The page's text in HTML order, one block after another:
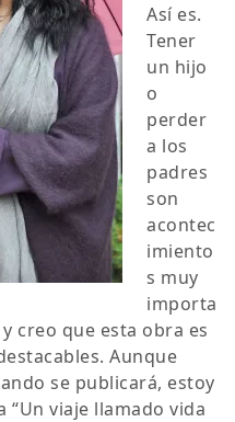
Así es.
Tener
un hijo
o
perder
a los
padres
son
acontec
imiento
s muy
importa
creo que esta obra es
Aunque
se publicará, estoy
viaje llamado vida